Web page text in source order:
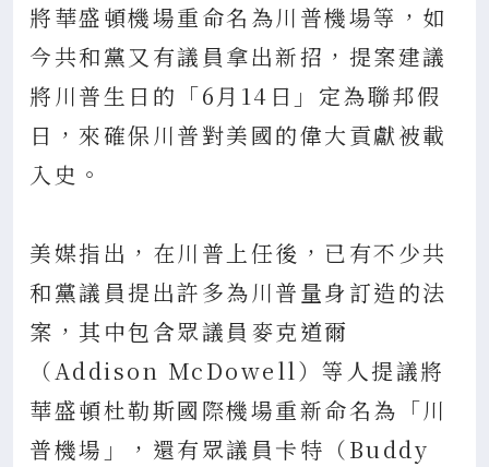
將華盛頓機場重命名為川普機場等，如
今共和黨又有議員拿出新招，提案建議
將川普生日的「6月14日」定為聯邦假
日，來確保川普對美國的偉大貢獻被載
入史。
美媒指出，在川普上任後，已有不少共
和黨議員提出許多為川普量身訂造的法
案，其中包含眾議員麥克道爾
（Addison McDowell）等人提議將
華盛頓杜勒斯國際機場重新命名為「川
普機場」，還有眾議員卡特（Buddy